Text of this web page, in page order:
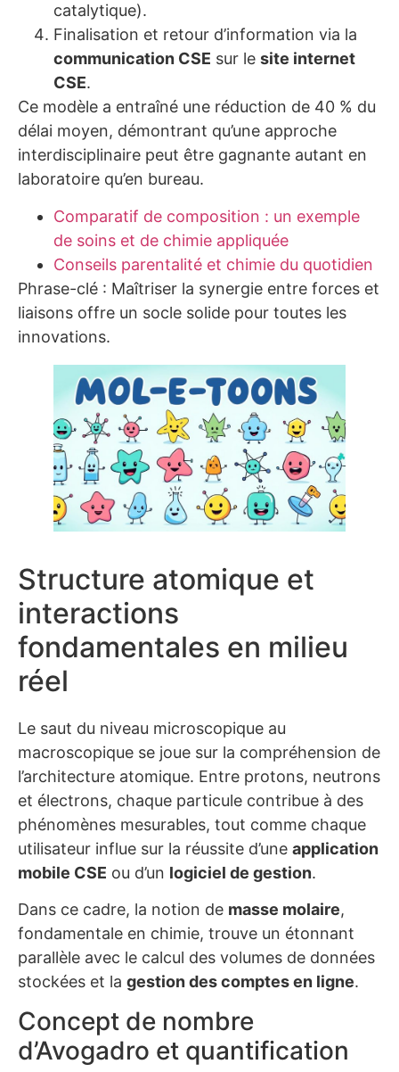
catalytique).
Finalisation et retour d’information via la
communication CSE sur le site internet
CSE.
Ce modèle a entraîné une réduction de 40 % du
délai moyen, démontrant qu’une approche
interdisciplinaire peut être gagnante autant en
laboratoire qu’en bureau.
Comparatif de composition : un exemple
de soins et de chimie appliquée
Conseils parentalité et chimie du quotidien
Phrase-clé : Maîtriser la synergie entre forces et
liaisons offre un socle solide pour toutes les
innovations.
Structure atomique et
interactions
fondamentales en milieu
réel
Le saut du niveau microscopique au
macroscopique se joue sur la compréhension de
l’architecture atomique. Entre protons, neutrons
et électrons, chaque particule contribue à des
phénomènes mesurables, tout comme chaque
utilisateur influe sur la réussite d’une application
mobile CSE ou d’un logiciel de gestion.
Dans ce cadre, la notion de masse molaire,
fondamentale en chimie, trouve un étonnant
parallèle avec le calcul des volumes de données
stockées et la gestion des comptes en ligne.
Concept de nombre
d’Avogadro et quantification